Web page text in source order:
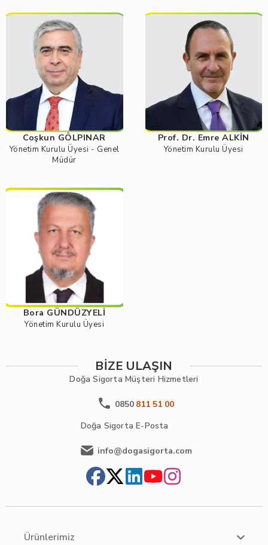
Coşkun GÖLPINAR
Yönetim Kurulu Üyesi - Genel
Müdür
Prof. Dr. Emre ALKİN
Yönetim Kurulu Üyesi
Bora GÜNDÜZYELİ
Yönetim Kurulu Üyesi
BİZE ULAŞIN
Doğa Sigorta Müşteri Hizmetleri
0850 811 51 00
Doğa SigortaE-Posta
info@dogasigorta.com
Ürünlerimiz